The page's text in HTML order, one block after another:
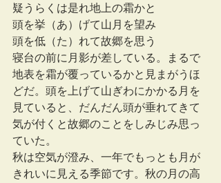
疑うらくは是れ地上の霜かと
頭を挙（あ）げて山月を望み
頭を低（た）れて故郷を思う
寝台の前に月影が差している。まるで
地表を霜が覆っているかと見まがうほ
どだ。頭を上げて山ぎわにかかる月を
見ていると、だんだん頭が垂れてきて
気が付くと故郷のことをしみじみ思っ
ていた。
秋は空気が澄み、一年でもっとも月が
きれいに見える季節です。秋の月の高